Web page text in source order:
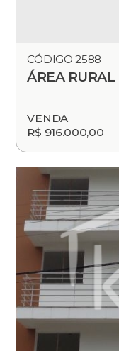
CÓDIGO 2588
ÁREA RURAL
VENDA
R$ 916.000,00